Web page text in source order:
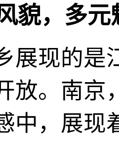
貌，多元
展现的是
放。南京
中，展现